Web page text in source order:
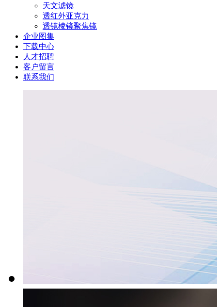
天文滤镜
透红外亚克力
透镜棱镜聚焦镜
企业图集
下载中心
人才招聘
客户留言
联系我们